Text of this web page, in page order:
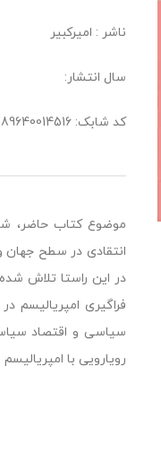
ناشر : امیرکبیر
سال انتشار:
کد شابک: 9789640014516
موضوع کتاب حاضر،
انتقادی در سطح جهان
در این راستا تلاش
فراگیری
سیاسی و اقتصاد
رویارویی با